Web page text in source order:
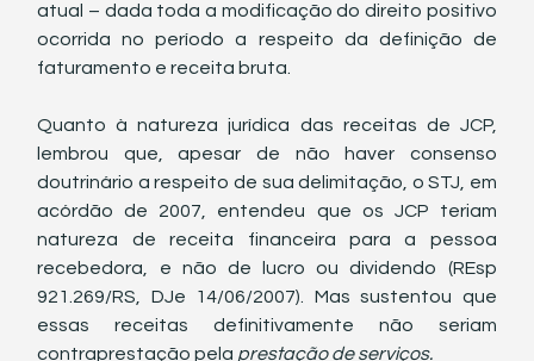
atual – dada toda a modificação do direito positivo
ocorrida no período a respeito da definição de
faturamento e receita bruta.
Quanto à natureza jurídica das receitas de JCP,
lembrou que, apesar de não haver consenso
doutrinário a respeito de sua delimitação, o STJ, em
acórdão de 2007, entendeu que os JCP teriam
natureza de receita financeira para a pessoa
recebedora, e não de lucro ou dividendo (REsp
921.269/RS, DJe 14/06/2007). Mas sustentou que
essas receitas definitivamente não seriam
contraprestação pela prestação de serviços.